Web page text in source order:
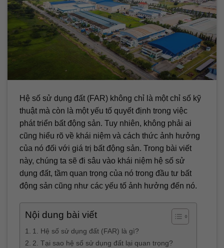
Hệ số sử dụng đất (FAR) không chỉ là một chỉ số kỹ
thuật mà còn là một yếu tố quyết định trong việc
phát triển bất động sản. Tuy nhiên, không phải ai
cũng hiểu rõ về khái niệm và cách thức ảnh hưởng
của nó đối với giá trị bất động sản. Trong bài viết
này, chúng ta sẽ đi sâu vào khái niệm hệ số sử
dụng đất, tầm quan trọng của nó trong đầu tư bất
động sản cũng như các yếu tố ảnh hưởng đến nó.
Nội dung bài viết
1. Hệ số sử dụng đất (FAR) là gì?
2. Tại sao hệ số sử dụng đất lại quan trọng?